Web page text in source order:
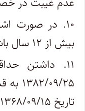
۱۰. در صورت
بیش از ۱۲ سال باشد.
تاریخ ۱۳۶۸/۰۹/۱۵ به بعد) در روز ثبت‌نام